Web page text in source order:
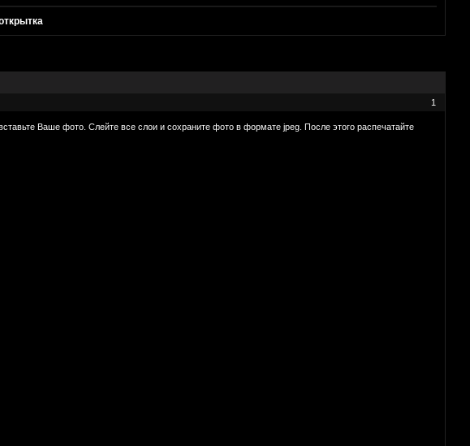
1
Ваше фото. Слейте все слои и сохраните фото в формате jpeg. После этого распечатайте